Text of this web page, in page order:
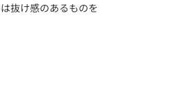
抜け感のあるものを